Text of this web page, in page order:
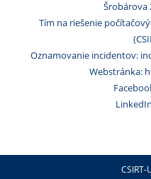
Šrobárova
Tím na riešenie
Oznamovanie incidentov:
Webstránka:
CSIRT-